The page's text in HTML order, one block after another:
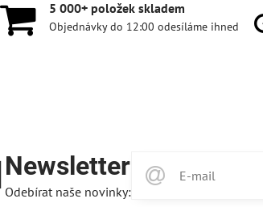
5 000+ položek skladem
Objednávky do 12:00 odesíláme ihned
Newsletter
Odebírat naše novinky: